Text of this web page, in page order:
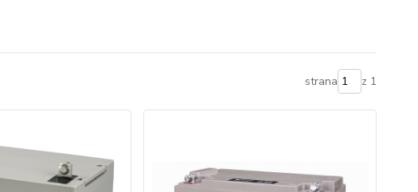
strana z 1